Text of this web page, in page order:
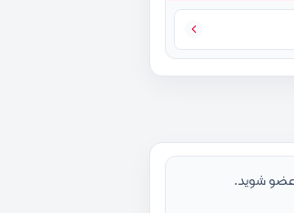
عضو شوید.